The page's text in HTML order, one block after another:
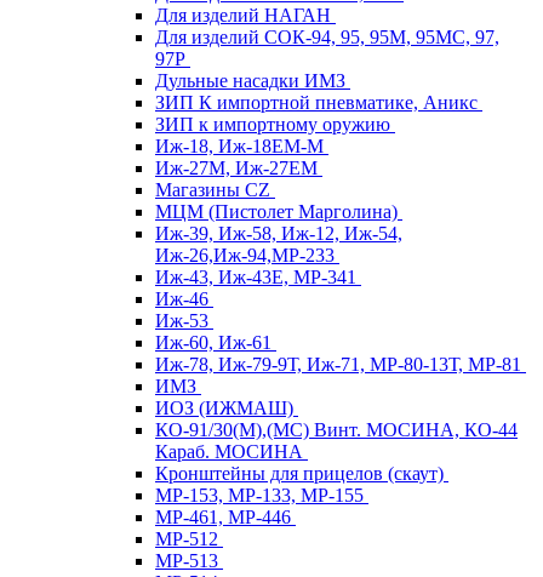
Для изделий НАГАН
Для изделий СОК-94, 95, 95М, 95МС, 97,
97Р
Дульные насадки ИМЗ
ЗИП К импортной пневматике, Аникс
ЗИП к импортному оружию
Иж-18, Иж-18ЕМ-М
Иж-27М, Иж-27ЕМ
Магазины CZ
МЦМ (Пистолет Марголина)
Иж-39, Иж-58, Иж-12, Иж-54,
Иж-26,Иж-94,МР-233
Иж-43, Иж-43Е, МР-341
Иж-46
Иж-53
Иж-60, Иж-61
Иж-78, Иж-79-9Т, Иж-71, МР-80-13Т, МР-81
ИМЗ
ИОЗ (ИЖМАШ)
КО-91/30(М),(МС) Винт. МОСИНА, КО-44
Караб. МОСИНА
Кронштейны для прицелов (скаут)
МР-153, МР-133, МР-155
МР-461, МР-446
МР-512
МР-513